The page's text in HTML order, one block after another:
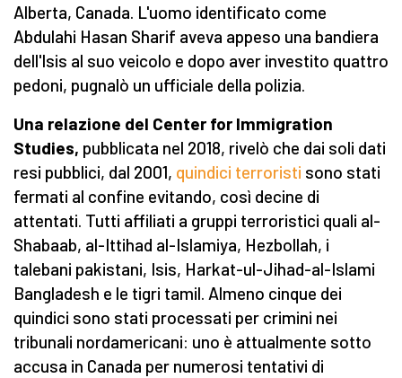
Alberta, Canada. L'uomo identificato come
Abdulahi Hasan Sharif aveva appeso una bandiera
dell'Isis al suo veicolo e dopo aver investito quattro
pedoni, pugnalò un ufficiale della polizia.
Una relazione del Center for Immigration
Studies, pubblicata nel 2018, rivelò che dai soli dati
resi pubblici, dal 2001, quindici terroristi sono stati
fermati al confine evitando, così decine di
attentati. Tutti affiliati a gruppi terroristici quali al-
Shabaab, al-Ittihad al-Islamiya, Hezbollah, i
talebani pakistani, Isis, Harkat-ul-Jihad-al-Islami
Bangladesh e le tigri tamil. Almeno cinque dei
quindici sono stati processati per crimini nei
tribunali nordamericani: uno è attualmente sotto
accusa in Canada per numerosi tentativi di